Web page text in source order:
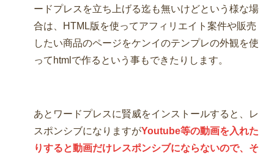
ードプレスを立ち上げる迄も無いけどという様な場
合は、HTML版を使ってアフィリエイト案件や販売
したい商品のページをケンイのテンプレの外観を使
ってhtmlで作るという事もできたりします。
あとワードプレスに賢威をインストールすると、レ
スポンシブになりますがYoutube等の動画を入れた
りすると動画だけレスポンシブにならないので、そ